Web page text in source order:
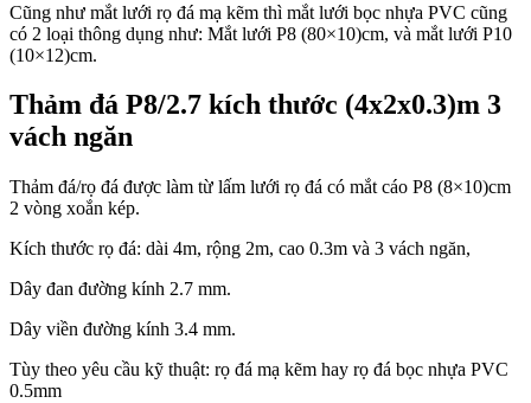
Cũng như mắt lưới rọ đá mạ kẽm thì mắt lưới bọc nhựa PVC cũng
có 2 loại thông dụng như: Mắt lưới P8 (80×10)cm, và mắt lưới P10
(10×12)cm.
Thảm đá P8/2.7 kích thước (4x2x0.3)m 3
vách ngăn
Thảm đá/rọ đá được làm từ lấm lưới rọ đá có mắt cáo P8 (8×10)cm
2 vòng xoắn kép.
Kích thước rọ đá: dài 4m, rộng 2m, cao 0.3m và 3 vách ngăn,
Dây đan đường kính 2.7 mm.
Dây viền đường kính 3.4 mm.
Tùy theo yêu cầu kỹ thuật: rọ đá mạ kẽm hay rọ đá bọc nhựa PVC
0.5mm